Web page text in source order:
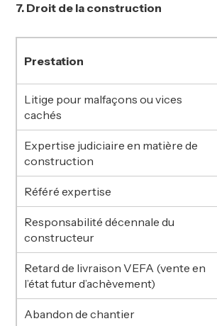
7. Droit de la construction
Prestation
Litige pour malfaçons ou vices
cachés
Expertise judiciaire en matière de
construction
Référé expertise
Responsabilité décennale du
constructeur
Retard de livraison VEFA (vente en
l’état futur d’achèvement)
Abandon de chantier